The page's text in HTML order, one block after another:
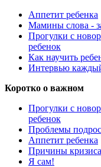
Аппетит ребенка
Мамины слова -
Прогулки с
ребенок
Как научить
Интервью
Коротко о важном
Прогулки с
ребенок
Проблемы
Аппетит ребенка
Причины кризиса
Я сам!